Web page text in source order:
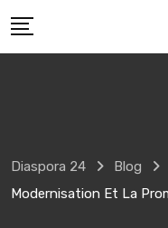
to
Diaspora 24 Blog
Modernisation Et La